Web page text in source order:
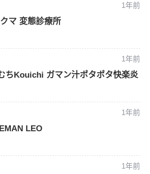
1年前
マ 変態診療所
1年前
ちKouichi ガマン汁ポタポタ快楽炎
1年前
LEO
1年前